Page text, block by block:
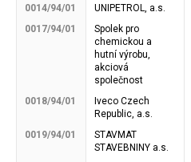
0014/94/01 UNIPETROL, a.s.
0017/94/01
Spolek pro
chemickou a
hutní výrobu,
akciová
společnost
0018/94/01
Iveco Czech
Republic, a.s.
0019/94/01
STAVMAT
STAVEBNINY a.s.